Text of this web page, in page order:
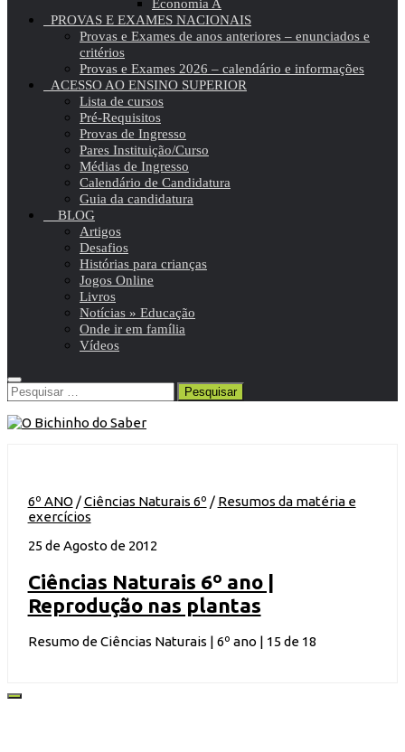
Economia A
PROVAS E EXAMES NACIONAIS
Provas e Exames de anos anteriores – enunciados e
critérios
Provas e Exames 2026 – calendário e informações
ACESSO AO ENSINO SUPERIOR
Lista de cursos
Pré-Requisitos
Provas de Ingresso
Pares Instituição/Curso
Médias de Ingresso
Calendário de Candidatura
Guia da candidatura
BLOG
Artigos
Desafios
Histórias para crianças
Jogos Online
Livros
Notícias » Educação
Onde ir em família
Vídeos
Pesquisar
por:
6º ANO /Ciências Naturais 6º / Resumos da matéria e
exercícios
25 de Agosto de 2012
Ciências Naturais 6º ano |
Reprodução nas plantas
Resumo de Ciências Naturais | 6º ano | 15 de 18